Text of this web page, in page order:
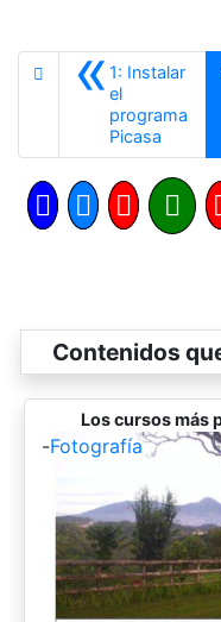
«1: Instalar
el
programa
Picasa
Contenidos
Los cursos más
-Fotografía